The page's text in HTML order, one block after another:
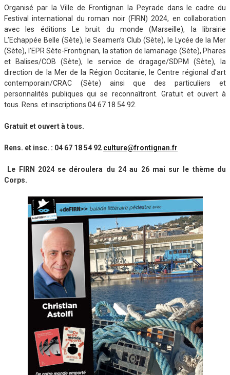
Organisé par la Ville de Frontignan la Peyrade dans le cadre du
Festival international du roman noir (FIRN) 2024, en collaboration
avec les éditions Le bruit du monde (Marseille), la librairie
L’Echappée Belle (Sète), le Seamen’s Club (Sète), le Lycée de la Mer
(Sète), l’EPR Sète-Frontignan, la station de lamanage (Sète), Phares
et Balises/COB (Sète), le service de dragage/SDPM (Sète), la
direction de la Mer de la Région Occitanie, le Centre régional d’art
contemporain/CRAC (Sète) ainsi que des particuliers et
personnalités publiques qui se reconnaîtront. Gratuit et ouvert à
tous. Rens. et inscriptions 04 67 18 54 92.
Gratuit et ouvert à tous.
Rens. et insc. : 04 67 18 54 92 culture@frontignan.fr
Le FIRN 2024 se déroulera du 24 au 26 mai sur le thème du
Corps.